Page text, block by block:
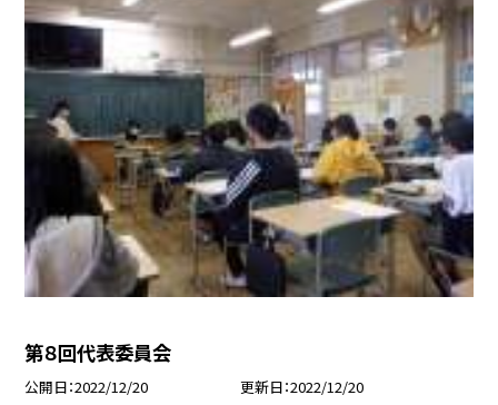
第８回代表委員会
公開日 2022/12/20 更新日 2022/12/20